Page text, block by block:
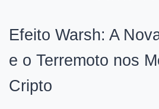
Efeito Warsh: A
e o Terremoto nos
Cripto